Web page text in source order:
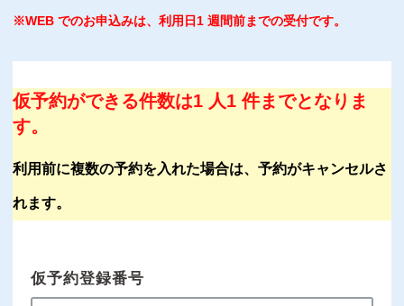
※WEB でのお申込みは、利用日1 週間前までの受付です。
仮予約ができる件数は1 人1 件までとなりま
す。
利用前に複数の予約を入れた場合は、予約がキャンセルさ
れます。
仮予約登録番号